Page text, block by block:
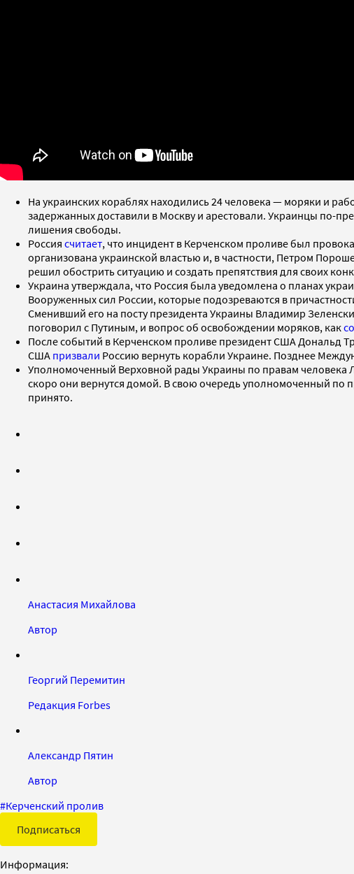
На украинских кораблях находились 24 человека — моряки и
задержанных доставили в Москву и арестовали. Украинцы по-
лишения свободы.
Россия считает, что инцидент в Керченском проливе был
организована украинской властью и, в частности, Петром
решил обострить ситуацию и создать препятствия для своих
Украина утверждала, что Россия была уведомлена о планах
Вооруженных сил России, которые подозреваются в
Сменивший его на посту президента Украины Владимир
поговорил с Путиным, и вопрос об освобождении моряков, как
После событий в Керченском проливе президент США Дональд
США призвали Россию вернуть корабли Украине. Позднее
Уполномоченный Верховной рады Украины по правам человека
скоро они вернутся домой. В свою очередь уполномоченный по
принято.
Анастасия Михайлова
Автор
Георгий Перемитин
Редакция Forbes
Александр Пятин
Автор
#Керченский пролив
Подписаться
Информация: